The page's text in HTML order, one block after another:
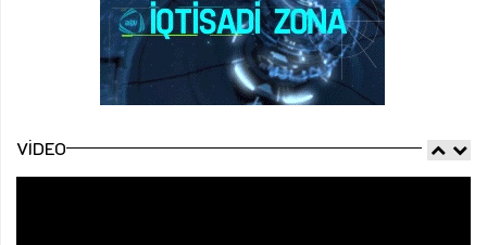
VIDEO